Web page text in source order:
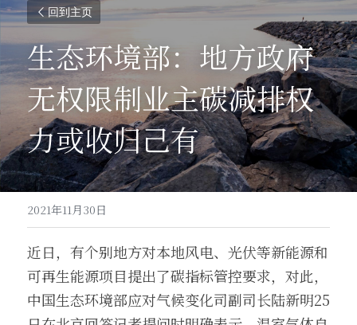
回到主页
生态环境部：地方政府
无权限制业主碳减排权
力或收归己有
2021年11月30日
近日，有个别地方对本地风电、光伏等新能源和
可再生能源项目提出了碳指标管控要求，对此，
中国生态环境部应对气候变化司副司长陆新明25